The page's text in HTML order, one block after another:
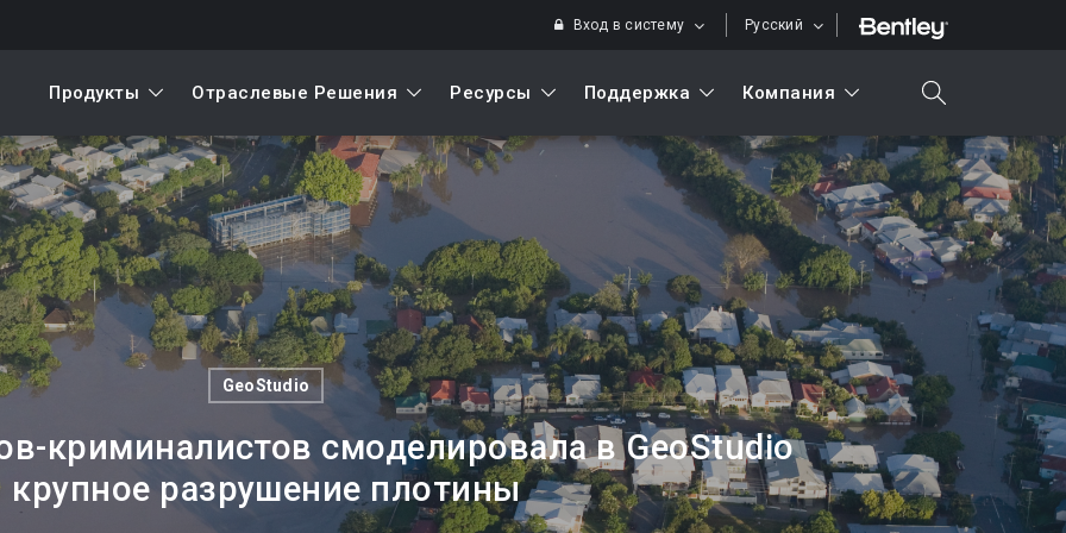
Вход в систему Русский
Искать
Продукты Отраслевые Решения Ресурсы Поддержка Компания
search
GeoStudio
криминалистов смоделировала в GeoStudio
крупное разрушение плотины